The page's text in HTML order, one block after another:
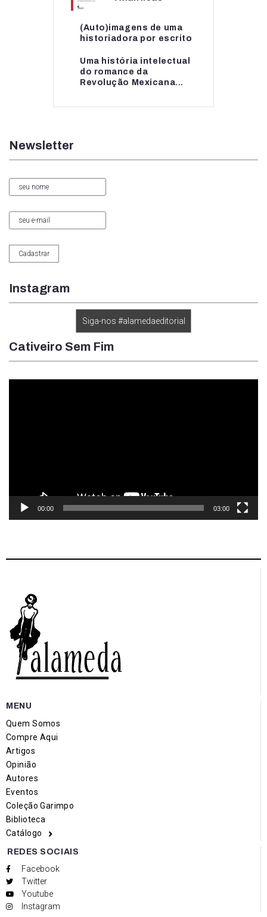
(Auto)imagens de uma
historiadora por escrito
Uma história intelectual
do romance da
Revolução Mexicana...
(Auto)imagens de uma
historiadora por escrito
Uma história intelectual
do romance da...
Newsletter
Instagram
Siga-nos #alamedaeditorial
Cativeiro Sem Fim
00:00 03:00
MENU
Quem Somos
Compre Aqui
Artigos
Opinião
Autores
Eventos
Coleção Garimpo
Biblioteca
Catálogo
REDES SOCIAIS
Facebook
Twitter
Youtube
Instagram